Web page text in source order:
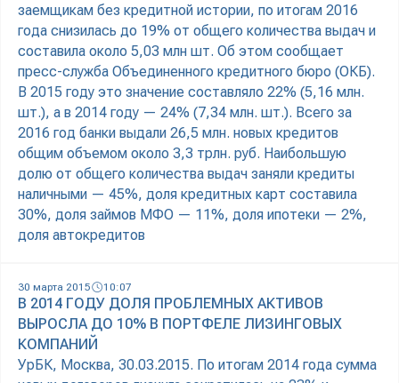
заемщикам без кредитной истории, по итогам 2016
года снизилась до 19% от общего количества выдач и
составила около 5,03 млн шт. Об этом сообщает
пресс-служба Объединенного кредитного бюро (ОКБ).
В 2015 году это значение составляло 22% (5,16 млн.
шт.), а в 2014 году — 24% (7,34 млн. шт.). Всего за
2016 год банки выдали 26,5 млн. новых кредитов
общим объемом около 3,3 трлн. руб. Наибольшую
долю от общего количества выдач заняли кредиты
наличными — 45%, доля кредитных карт составила
30%, доля займов МФО — 11%, доля ипотеки — 2%,
доля автокредитов
30 марта 2015 10:07
В 2014 ГОДУ ДОЛЯ ПРОБЛЕМНЫХ АКТИВОВ
ВЫРОСЛА ДО 10% В ПОРТФЕЛЕ ЛИЗИНГОВЫХ
КОМПАНИЙ
УрБК, Москва, 30.03.2015. По итогам 2014 года сумма